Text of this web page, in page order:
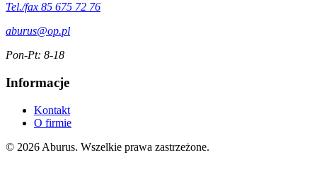
Tel./fax 85 675 72 76
aburus@op.pl
Pon-Pt: 8-18
Informacje
Kontakt
O firmie
© 2026 Aburus. Wszelkie prawa zastrzeżone.